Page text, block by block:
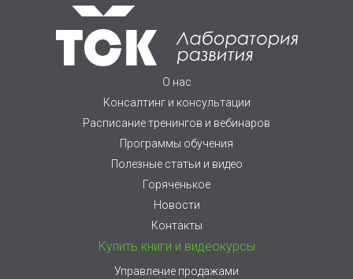
О нас
Консалтинг и консультации
Расписание тренингов и вебинаров
Программы обучения
Полезные статьи и видео
Горяченькое
Новости
Контакты
Купить книги и видеокурсы
Управление продажами